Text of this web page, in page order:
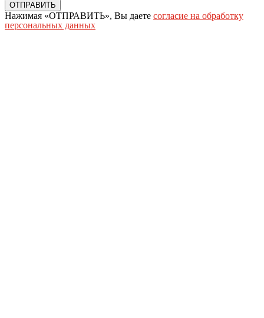
ОТПРАВИТЬ
Нажимая «ОТПРАВИТЬ», Вы даете согласие на обработку
персональных данных